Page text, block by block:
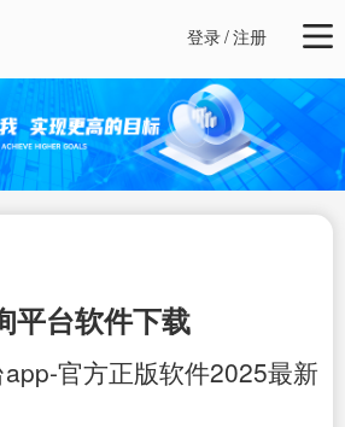
登录/注册
平台软件下载
官方正版软件2025最新